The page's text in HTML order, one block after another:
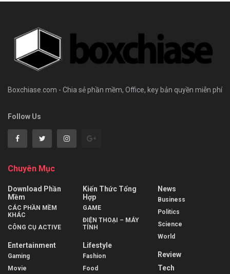
Boxchiase.com - Chia sẻ phần mềm, Office, key bản quyền miễn phí
Follow Us
Chuyên Mục
Download Phần
Mềm
CÁC PHẦN MỀM
KHÁC
CÔNG CỤ ACTIVE
Entertainment
Gaming
Movie
Kiến Thức Tổng
Hợp
GAME
ĐIỆN THOẠI – MÁY
TÍNH
Lifestyle
Fashion
Food
News
Business
Politics
Science
World
Review
Tech